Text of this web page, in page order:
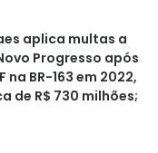
aplica multas a
Progresso após
BR-163 em 2022,
de R$ 730 milhões;